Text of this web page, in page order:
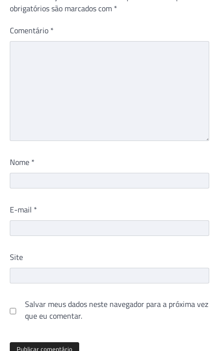
obrigatórios são marcados com *
Comentário *
Nome *
E-mail *
Site
Salvar meus dados neste navegador para a próxima vez
que eu comentar.